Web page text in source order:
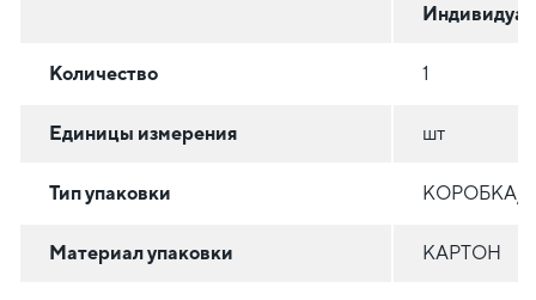
Количество 1
Единицы измерения шт
Тип упаковки КОРОБКА/
Материал упаковки КАРТОН